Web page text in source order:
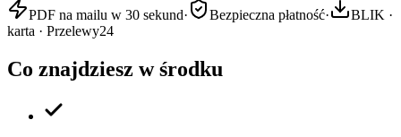
PDF na mailu w 30 sekund· Bezpieczna płatność·
BLIK ·
karta · Przelewy24
Co znajdziesz w środku